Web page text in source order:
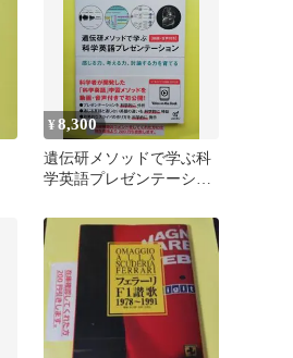
¥8,300
遺伝研メソッドで学ぶ科
学英語プレゼンテーショ
る力、考え…